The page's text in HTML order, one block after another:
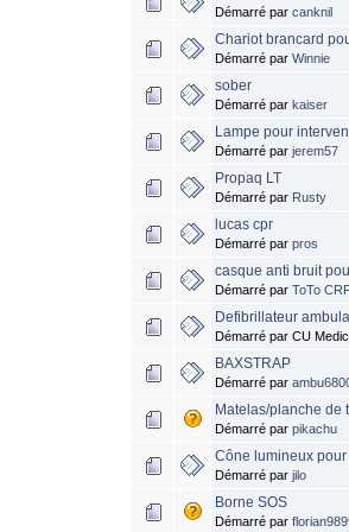
Démarré parcanknil
Chariot brancard
Démarré parWinnie
sober
Démarré parkaiser
Lampe pour
Démarré parjerem57
Propaq LT
Démarré par Rusty
lucas cpr
Démarré parpros
casque anti bruit
Démarré parToTo
Defibrillateur
Démarré par CU
BAXSTRAP
Démarré par
Matelas/planche de
Démarré parpikachu
Cône lumineux
Démarré parjilo
Borne SOS
Démarré par